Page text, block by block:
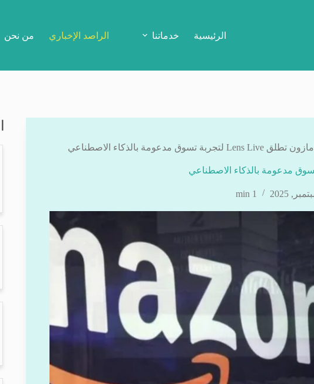
الرئيسية خدماتنا الراصد الإخباري من نحن
أمازون تطلق Lens Live لتجربة تسوق مدعومة بالذكاء الاصطناعي
1 min